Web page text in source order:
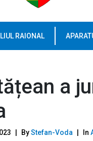
RAIONAL
a
ByStefan-Voda In